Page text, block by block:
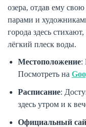
озера, отдав ему
парами и
города здесь
лёгкий плеск воды.
Местоположение:
Посмотреть на
Расписание:
здесь утром и к
Официальный